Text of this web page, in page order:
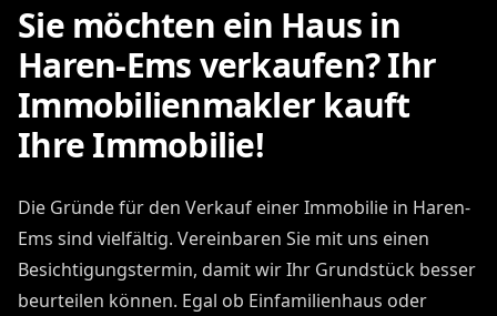
Sie möchten ein Haus in
Haren-Ems verkaufen? Ihr
Immobilienmakler kauft
Ihre Immobilie!
Die Gründe für den Verkauf einer Immobilie in Haren-
Ems sind vielfältig. Vereinbaren Sie mit uns einen
Besichtigungstermin, damit wir Ihr Grundstück besser
beurteilen können. Egal ob Einfamilienhaus oder